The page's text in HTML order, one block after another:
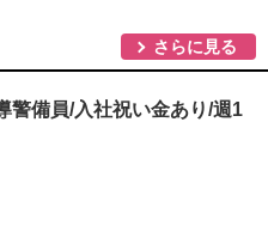
さらに見る
警備員/入社祝い金あり/週1